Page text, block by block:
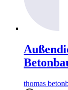
thomas